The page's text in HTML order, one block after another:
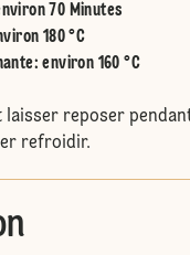
70 Minutes
180 °C
: environ 160 °C
laisser reposer
refroidir.